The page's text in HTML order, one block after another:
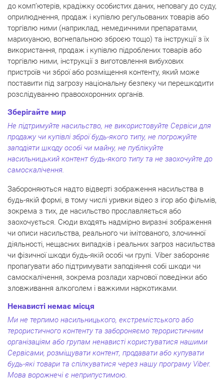
до комп’ютерів, крадіжку особистих даних, неповагу до суду,
оприлюднення, продаж і купівлю регульованих товарів або
торгівлю ними (наприклад, немедичними препаратами,
марихуаною, вогнепальною зброєю тощо) та інструкції з їх
використання, продаж і купівлю підроблених товарів або
торгівлю ними, інструкції з виготовлення вибухових
пристроїв чи зброї або розміщення контенту, який може
поставити під загрозу національну безпеку чи перешкодити
розслідуванню правоохоронних органів.
Зберігайте мир
Не підтримуйте насильство, не використовуйте Сервіси для
продажу чи купівлі зброї будь-якого типу, не погрожуйте
заподіяти шкоду особі чи майну, не публікуйте
насильницький контент будь-якого типу та не заохочуйте до
самоскалічення.
Забороняються надто відверті зображення насильства в
будь-якій формі, в тому числі уривки відео з ігор або фільмів,
зокрема з тих, де насильство прославляється або
заохочується. Сюди входять надмірно виразні зображення
чи описи насильства, реального чи імітованого, злочинної
діяльності, нещасних випадків і реальних загроз насильства
чи фізичної шкоди будь-якій особі чи групі. Viber забороняє
пропагувати або підтримувати заподіяння собі шкоди чи
самоскалічення, зокрема розлади харчової поведінки або
зловживання алкоголем і важкими наркотиками.
Ненависті немає місця
Ми не терпимо насильницького, екстремістського або
терористичного контенту та забороняємо терористичним
організаціям або групам ненависті користуватися нашими
Сервісами, розміщувати контент, продавати або купувати
будь-які товари та спілкуватися через нашу програму Viber.
Мова ворожнечі є неприпустимою.